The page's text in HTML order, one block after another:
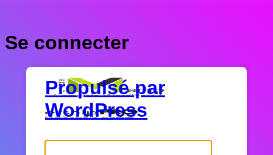
Se connecter
Propulsé par
WordPress